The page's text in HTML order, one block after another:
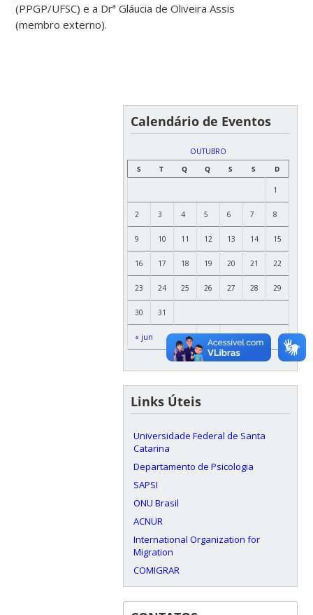
(PPGP/UFSC) e a Drª Gláucia de Oliveira Assis
(membro externo).
Calendário de Eventos
OUTUBRO
S
T Q Q S S D
« jun
1
2 3 4 5 6 7 8
9 10 11 12 13 14 15
16 17 18 19 20 21 22
23 24 25 26 27 28 29
30 31
Links Úteis
Universidade Federal de Santa
Catarina
Departamento de Psicologia
SAPSI
ONU Brasil
ACNUR
International Organization for
Migration
COMIGRAR